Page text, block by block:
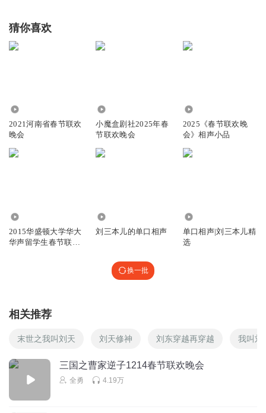
猜你喜欢
2021河南省春节联欢
晚会
小魔盒剧社2025年春
节联欢晚会
2025《春节联欢晚
会》相声小品
2015华盛顿大学华大
华声留学生春节联欢
刘三本儿的单口相声
单口相声|刘三本儿精
选
换一批
相关推荐
末世之我叫刘天 刘天修神 刘东穿越再穿越 我叫刘
三国之曹家逆子1214春节联欢晚会
全勇 4.19万